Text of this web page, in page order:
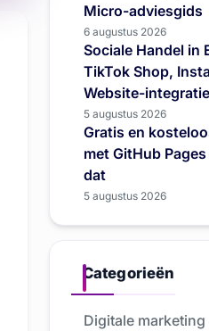
Micro-adviesgids
6 augustus 2026
Sociale Handel in
TikTok Shop,
Website-integratie
5 augustus 2026
Gratis en
met GitHub
dat
5 augustus 2026
Categorieën
Digitale marketing